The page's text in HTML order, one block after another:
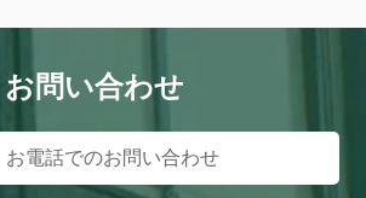
に）株式会社ニチベイ
お問い合わせ
お電話でのお問い合わせ